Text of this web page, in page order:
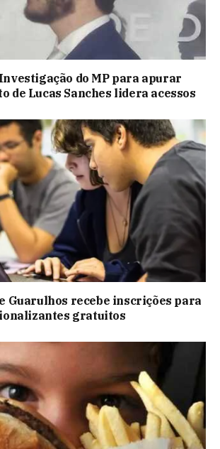
do MP para apurar
de Lucas Sanches lidera acessos
Guarulhos recebe inscrições para
gratuitos